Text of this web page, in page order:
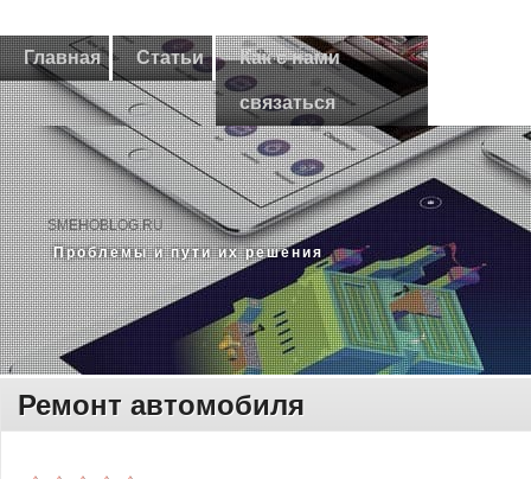
Главная Статьи Как с нами
связаться
SMEHOBLOG.RU
Прοблемы и пути их решения
Ремонт автомобиля